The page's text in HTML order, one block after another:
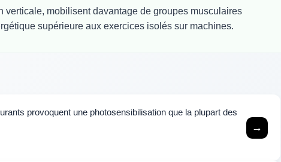
verticale, mobilisent davantage de groupes musculaires
supérieure aux exercices isolés sur machines.
provoquent une photosensibilisation que la plupart des
→